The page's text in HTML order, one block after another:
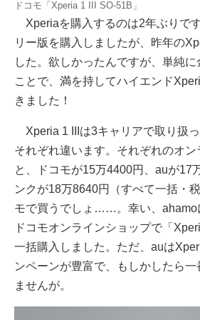
ドコモ「Xperia 1 III SO-51B」
Xperiaを購入するのは2年ぶりで
リー版を購入しましたが、昨年の
した。欲しかったんですが、単純
ことで、満を持してハイエンド
きました！
Xperia 1 IIIは3キャリアで取り扱
それぞれ違います。それぞれのオ
と、ドコモが15万4400円、auが17
ンクが18万8640円（すべて一括・
モで買うでしょ……。幸い、ahamo
ドコモオンラインショップで「
一括購入しました。ただ、auは
ンペーンが豊富で、もしかしたら
ませんが。